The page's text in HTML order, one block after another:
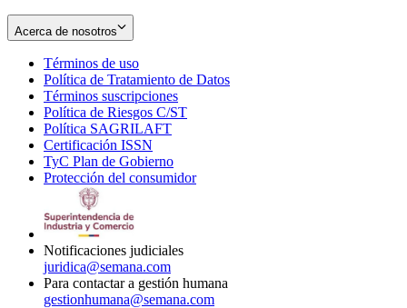
Acerca de nosotros
Términos de uso
in
new
window
Política de Tratamiento de Datos
Términos suscripciones
in
Política de Riesgos C/ST
Política SAGRILAFT
new
window
Certificación ISSN
in
new
TyC Plan de Gobierno
in
Protección del consumidorOpens
Notificaciones judiciales
juridica@semana.com
Para contactar a gestión humana
gestionhumana@semana.com